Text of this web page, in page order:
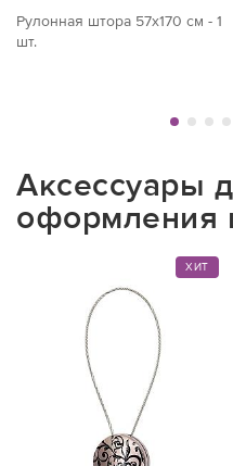
Рулонная штора 57х170 см - 1
шт.
Аксессуары
оформления
ХИТ